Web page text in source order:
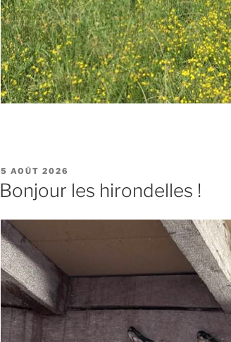
PUBLIÉ
LE
5 AOÛT 2026
Bonjour les hirondelles !